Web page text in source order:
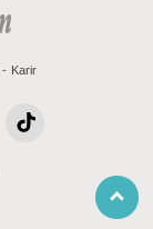
Karir